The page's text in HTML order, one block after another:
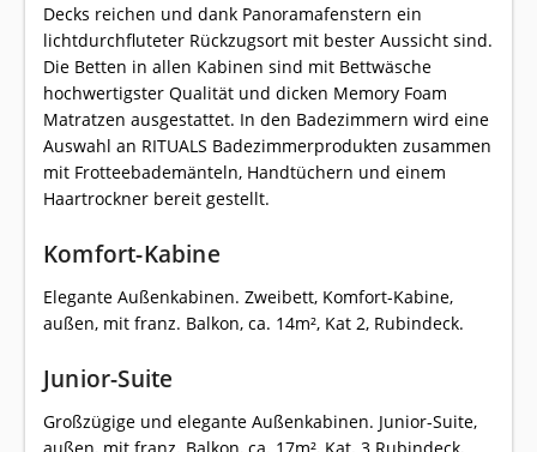
Decks reichen und dank Panoramafenstern ein
lichtdurchfluteter Rückzugsort mit bester Aussicht sind.
Die Betten in allen Kabinen sind mit Bettwäsche
hochwertigster Qualität und dicken Memory Foam
Matratzen ausgestattet. In den Badezimmern wird eine
Auswahl an RITUALS Badezimmerprodukten zusammen
mit Frotteebademänteln, Handtüchern und einem
Haartrockner bereit gestellt.
Komfort-Kabine
Elegante Außenkabinen. Zweibett, Komfort-Kabine,
außen, mit franz. Balkon, ca. 14m², Kat 2, Rubindeck.
Junior-Suite
Großzügige und elegante Außenkabinen. Junior-Suite,
außen, mit franz. Balkon, ca. 17m², Kat. 3 Rubindeck,